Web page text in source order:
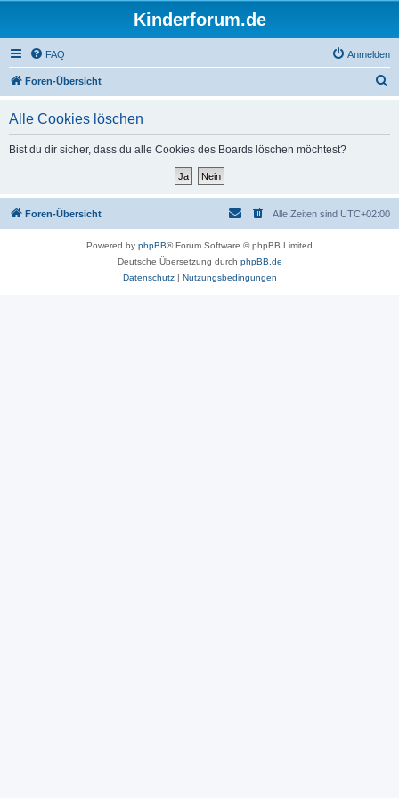
Kinderforum.de
FAQ Anmelden
Foren-Übersicht
Alle Cookies löschen
Bist du dir sicher, dass du alle Cookies des Boards löschen möchtest?
Foren-Übersicht Alle Zeiten sind UTC+02:00
Powered by phpBB® Forum Software © phpBB Limited
Deutsche Übersetzung durch phpBB.de
Datenschutz| Nutzungsbedingungen